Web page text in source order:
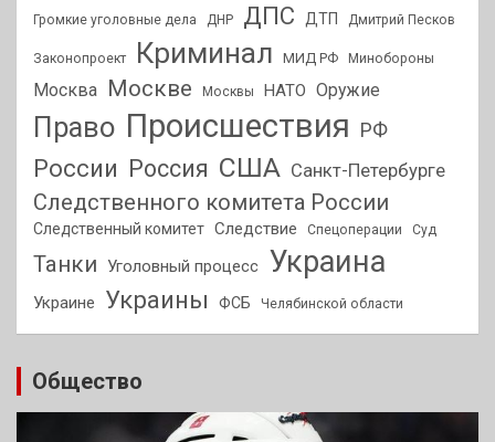
Громкие уголовные дела ДНР ДПС ДТП Дмитрий Песков
Законопроект Криминал МИД РФ Минобороны
Москва Москве Москвы НАТО Оружие
Право Происшествия РФ
России Россия США Санкт-Петербурге
Следственного комитета России
Следственный комитет Следствие Спецоперации Суд
Танки Уголовный процесс Украина
Украине Украины ФСБ Челябинской области
Общество